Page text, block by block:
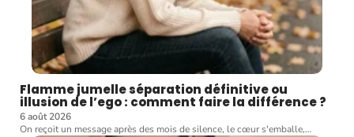
Flamme jumelle séparation définitive ou
illusion de l’ego : comment faire la différence ?
6 août 2026
On reçoit un message après des mois de silence, le cœur s'emballe,…